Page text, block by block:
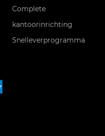
Complete
kantoorinrichting
Snelleverprogramma